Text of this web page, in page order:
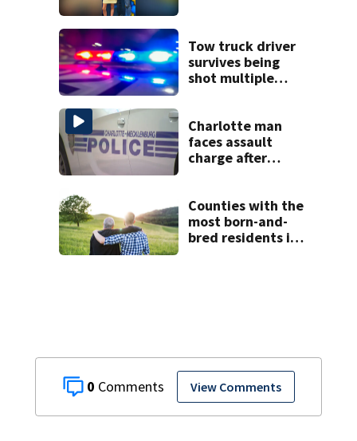
0 View Comments
Tow truck driver
survives being
shot multiple
Charlotte man
faces assault
charge after
attacks
Counties with the
most born-and-
bred residents in